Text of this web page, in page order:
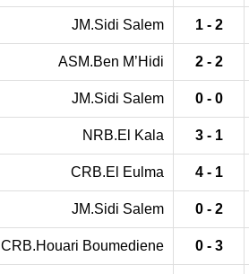
JM.Sidi Salem 1 - 2
ASM.Ben M’Hidi 2 - 2
JM.Sidi Salem 0 - 0
NRB.El Kala 3 - 1
CRB.El Eulma 4 - 1
JM.Sidi Salem 0 - 2
CRB.Houari Boumediene 0 - 3